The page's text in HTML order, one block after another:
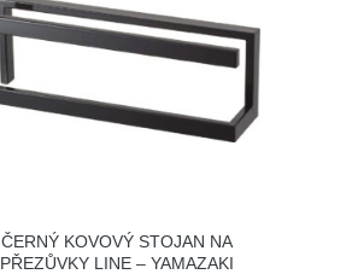
ČERNÝ KOVOVÝ STOJAN NA
PŘEZŮVKY LINE – YAMAZAKI